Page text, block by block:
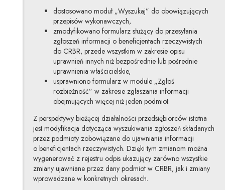
dostosowano moduł „Wyszukaj” do obowiązujących
przepisów wykonawczych,
zmodyfikowano formularz służący do przesyłania
zgłoszeń informacji o beneficjentach rzeczywistych
do CRBR, przede wszystkim w zakresie opisu
uprawnień innych niż bezpośrednie lub pośrednie
uprawnienia właścicielskie,
usprawniono formularz w module „Zgłoś
rozbieżność” w zakresie zgłaszania informacji
obejmujących więcej niż jeden podmiot.
Z perspektywy bieżącej działalności przedsiębiorców istotna
jest modyfikacja dotycząca wyszukiwania zgłoszeń składanych
przez podmioty zobowiązane do ujawniania informacji
o beneficjentach rzeczywistych. Dzięki tym zmianom można
wygenerować z rejestru odpis ukazujący zarówno wszystkie
zmiany ujawniane przez dany podmiot w CRBR, jak i zmiany
wprowadzane w konkretnych okresach.